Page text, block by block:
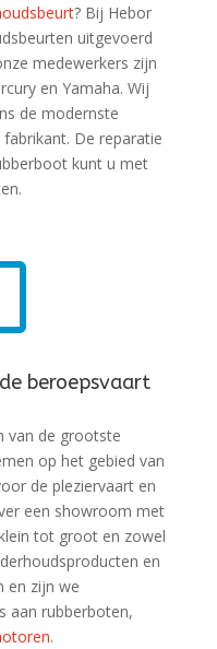
? Bij Hebor
uitgevoerd
medewerkers zijn
en Yamaha. Wij
de modernste
De reparatie
kunt u met
beroepsvaart
van de grootste
op het gebied van
de pleziervaart en
een showroom met
tot groot en zowel
en
en zijn we
aan rubberboten,
.